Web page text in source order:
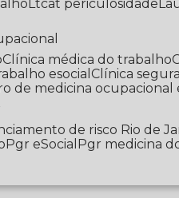
Ltcat periculosidade
Clínica médica do trabalho
esocial
Clínica
de medicina
de risco Rio de
Pgr eSocial Pgr medicina